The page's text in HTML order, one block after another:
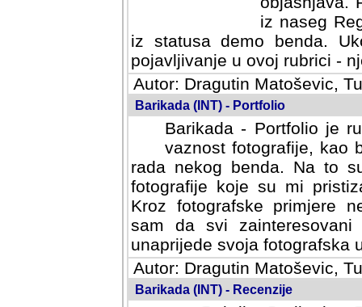
iz naseg
iz statusa demo benda.
pojavljivanje u ovoj rubrici -
Autor: Dragutin Matoševic,
Barikada (INT) - Portfolio
Barikada - Portfolio je
vaznost fotografije, kao
rada nekog benda. Na to
fotografije koje su mi
fotografske primjere
svi zainteresovani
svoja fotografska umijeca.
Autor: Dragutin Matoševic,
Barikada (INT) - Recenzije